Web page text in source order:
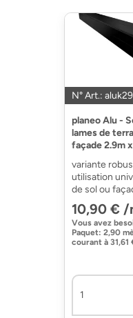
N° Art.:
planeo Alu -
lames de
façade 2.9m
variante
utilisation
de sol ou
10,90 €
Vous avez
Paquet: 2,90
courant à 31,61